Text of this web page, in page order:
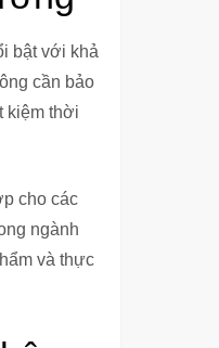
bật với khả
cần bảo
kiệm thời
cho các
ngành
và thực